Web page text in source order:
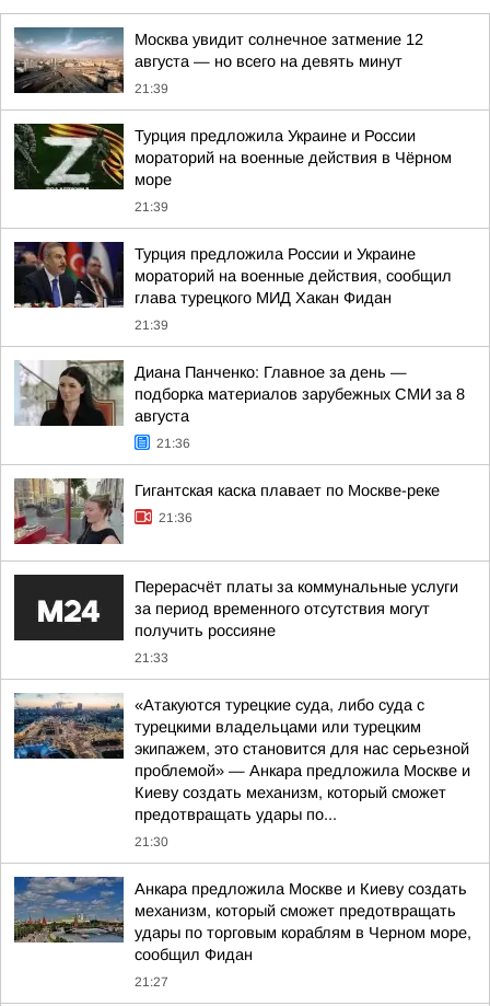
Москва увидит солнечное затмение 12
августа — но всего на девять минут
21:39
Турция предложила Украине и России
мораторий на военные действия в Чёрном
море
21:39
Турция предложила России и Украине
мораторий на военные действия, сообщил
глава турецкого МИД Хакан Фидан
21:39
Диана Панченко: Главное за день —
подборка материалов зарубежных СМИ за 8
августа
21:36
Гигантская каска плавает по Москве-реке
21:36
Перерасчёт платы за коммунальные услуги
за период временного отсутствия могут
получить россияне
21:33
«Атакуются турецкие суда, либо суда с
турецкими владельцами или турецким
экипажем, это становится для нас серьезной
проблемой» — Анкара предложила Москве и
Киеву создать механизм, который сможет
предотвращать удары по...
21:30
Анкара предложила Москве и Киеву создать
механизм, который сможет предотвращать
удары по торговым кораблям в Черном море,
сообщил Фидан
21:27